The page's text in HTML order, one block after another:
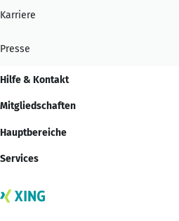
Karriere
Presse
Hilfe & Kontakt
Mitgliedschaften
Hauptbereiche
Services